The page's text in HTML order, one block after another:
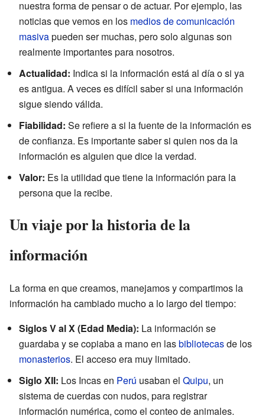
nuestra forma de pensar o de actuar. Por ejemplo, las
noticias que vemos en los medios de comunicación
masivapueden ser muchas, pero solo algunas son
realmente importantes para nosotros.
Actualidad: Indica si la información está al día o si ya
es antigua. A veces es difícil saber si una información
sigue siendo válida.
Fiabilidad: Se refiere a si la fuente de la información es
de confianza. Es importante saber si quien nos da la
información es alguien que dice la verdad.
Valor: Es la utilidad que tiene la información para la
persona que la recibe.
Un viaje por la historia de la
información
La forma en que creamos, manejamos y compartimos la
información ha cambiado mucho a lo largo del tiempo:
Siglos V al X (Edad Media): La información se
guardaba y se copiaba a mano en lasbibliotecasde los
monasterios. El acceso era muy limitado.
Siglo XII: Los Incas en Perú usaban el Quipu, un
sistema de cuerdas con nudos, para registrar
información numérica, como el conteo de animales.